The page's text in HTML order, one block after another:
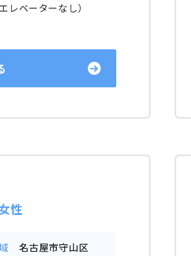
レベーターなし）
性
名古屋市守山区